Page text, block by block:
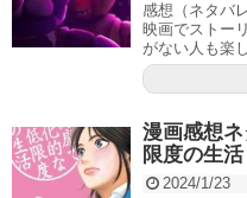
感想（ネタバ
映画でストー
がない人も楽
漫画感想
限度の生
2024/1/23